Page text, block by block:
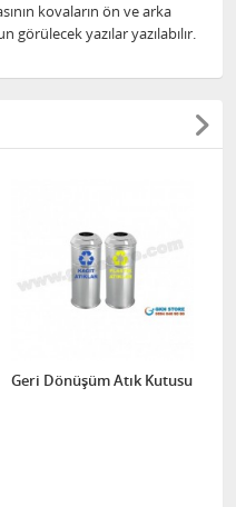
kovaların ön ve arka
yazılar yazılabılır.
Geri Dönüşüm Atık Kutusu